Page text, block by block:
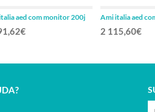
aed com monitor 200j Ami italia aed
2 115,60€